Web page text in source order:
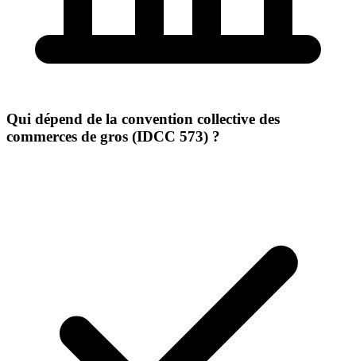
Qui dépend de la convention collective des
commerces de gros (IDCC 573) ?